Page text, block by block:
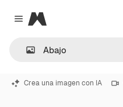
Close menu
Magnific
Crea una imagen con IA